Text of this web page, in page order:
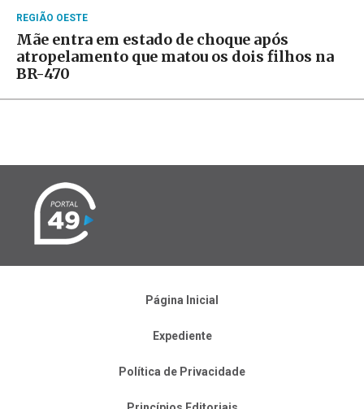
REGIÃO OESTE
Mãe entra em estado de choque após
atropelamento que matou os dois filhos na
BR-470
Página Inicial
Expediente
Política de Privacidade